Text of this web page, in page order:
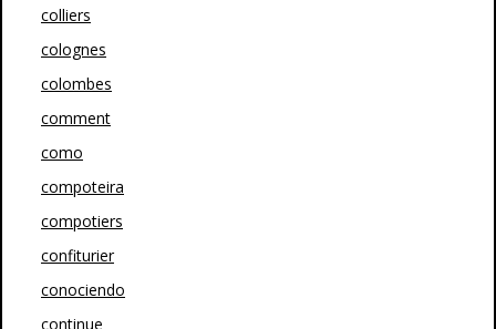
colliers
colognes
colombes
comment
como
compoteira
compotiers
confiturier
conociendo
continue